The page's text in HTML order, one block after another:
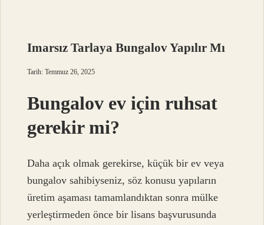
Imarsız Tarlaya Bungalov Yapılır Mı
Tarih: Temmuz 26, 2025
Bungalov ev için ruhsat
gerekir mi?
Daha açık olmak gerekirse, küçük bir ev veya
bungalov sahibiyseniz, söz konusu yapıların
üretim aşaması tamamlandıktan sonra mülke
yerleştirmeden önce bir lisans başvurusunda